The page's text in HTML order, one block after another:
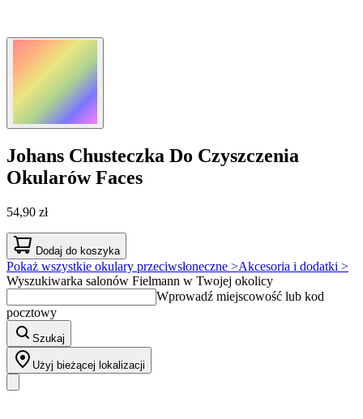
Johans Chusteczka Do Czyszczenia
Okularów Faces
54,90 zł
Dodaj do koszyka
Pokaż wszystkie okulary przeciwsłoneczne >Akcesoria i dodatki >
Wyszukiwarka salonów Fielmann w Twojej okolicy
Wprowadź miejscowość lub kod
pocztowy
Szukaj
Użyj bieżącej lokalizacji